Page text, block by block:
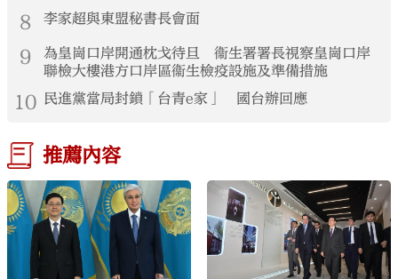
8 李家超與東盟秘書長會面
9
為皇崗口岸開通枕戈待旦 衞生署署長視察皇崗口岸
聯檢大樓港方口岸區衞生檢疫設施及準備措施
10 民進黨當局封鎖「台青e家」 國台辦回應
推薦內容